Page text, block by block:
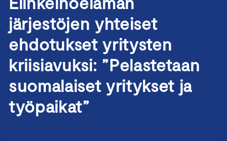
järjestöjen yhteiset
ehdotukset yritysten
kriisiavuksi: ”Pelastetaan
suomalaiset yritykset ja
työpaikat”